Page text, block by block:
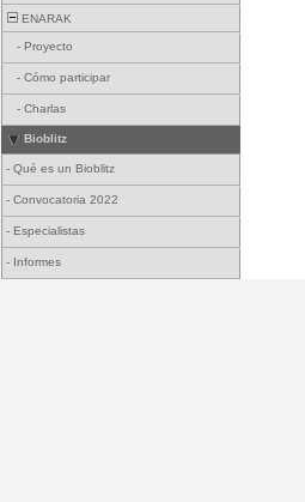
ENARAK
- Proyecto
- Cómo participar
- Charlas
Bioblitz
- Qué es un Bioblitz
- Convocatoria 2022
- Especialistas
- Informes